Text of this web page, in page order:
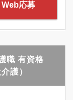
Web応募
職 有資格
護）